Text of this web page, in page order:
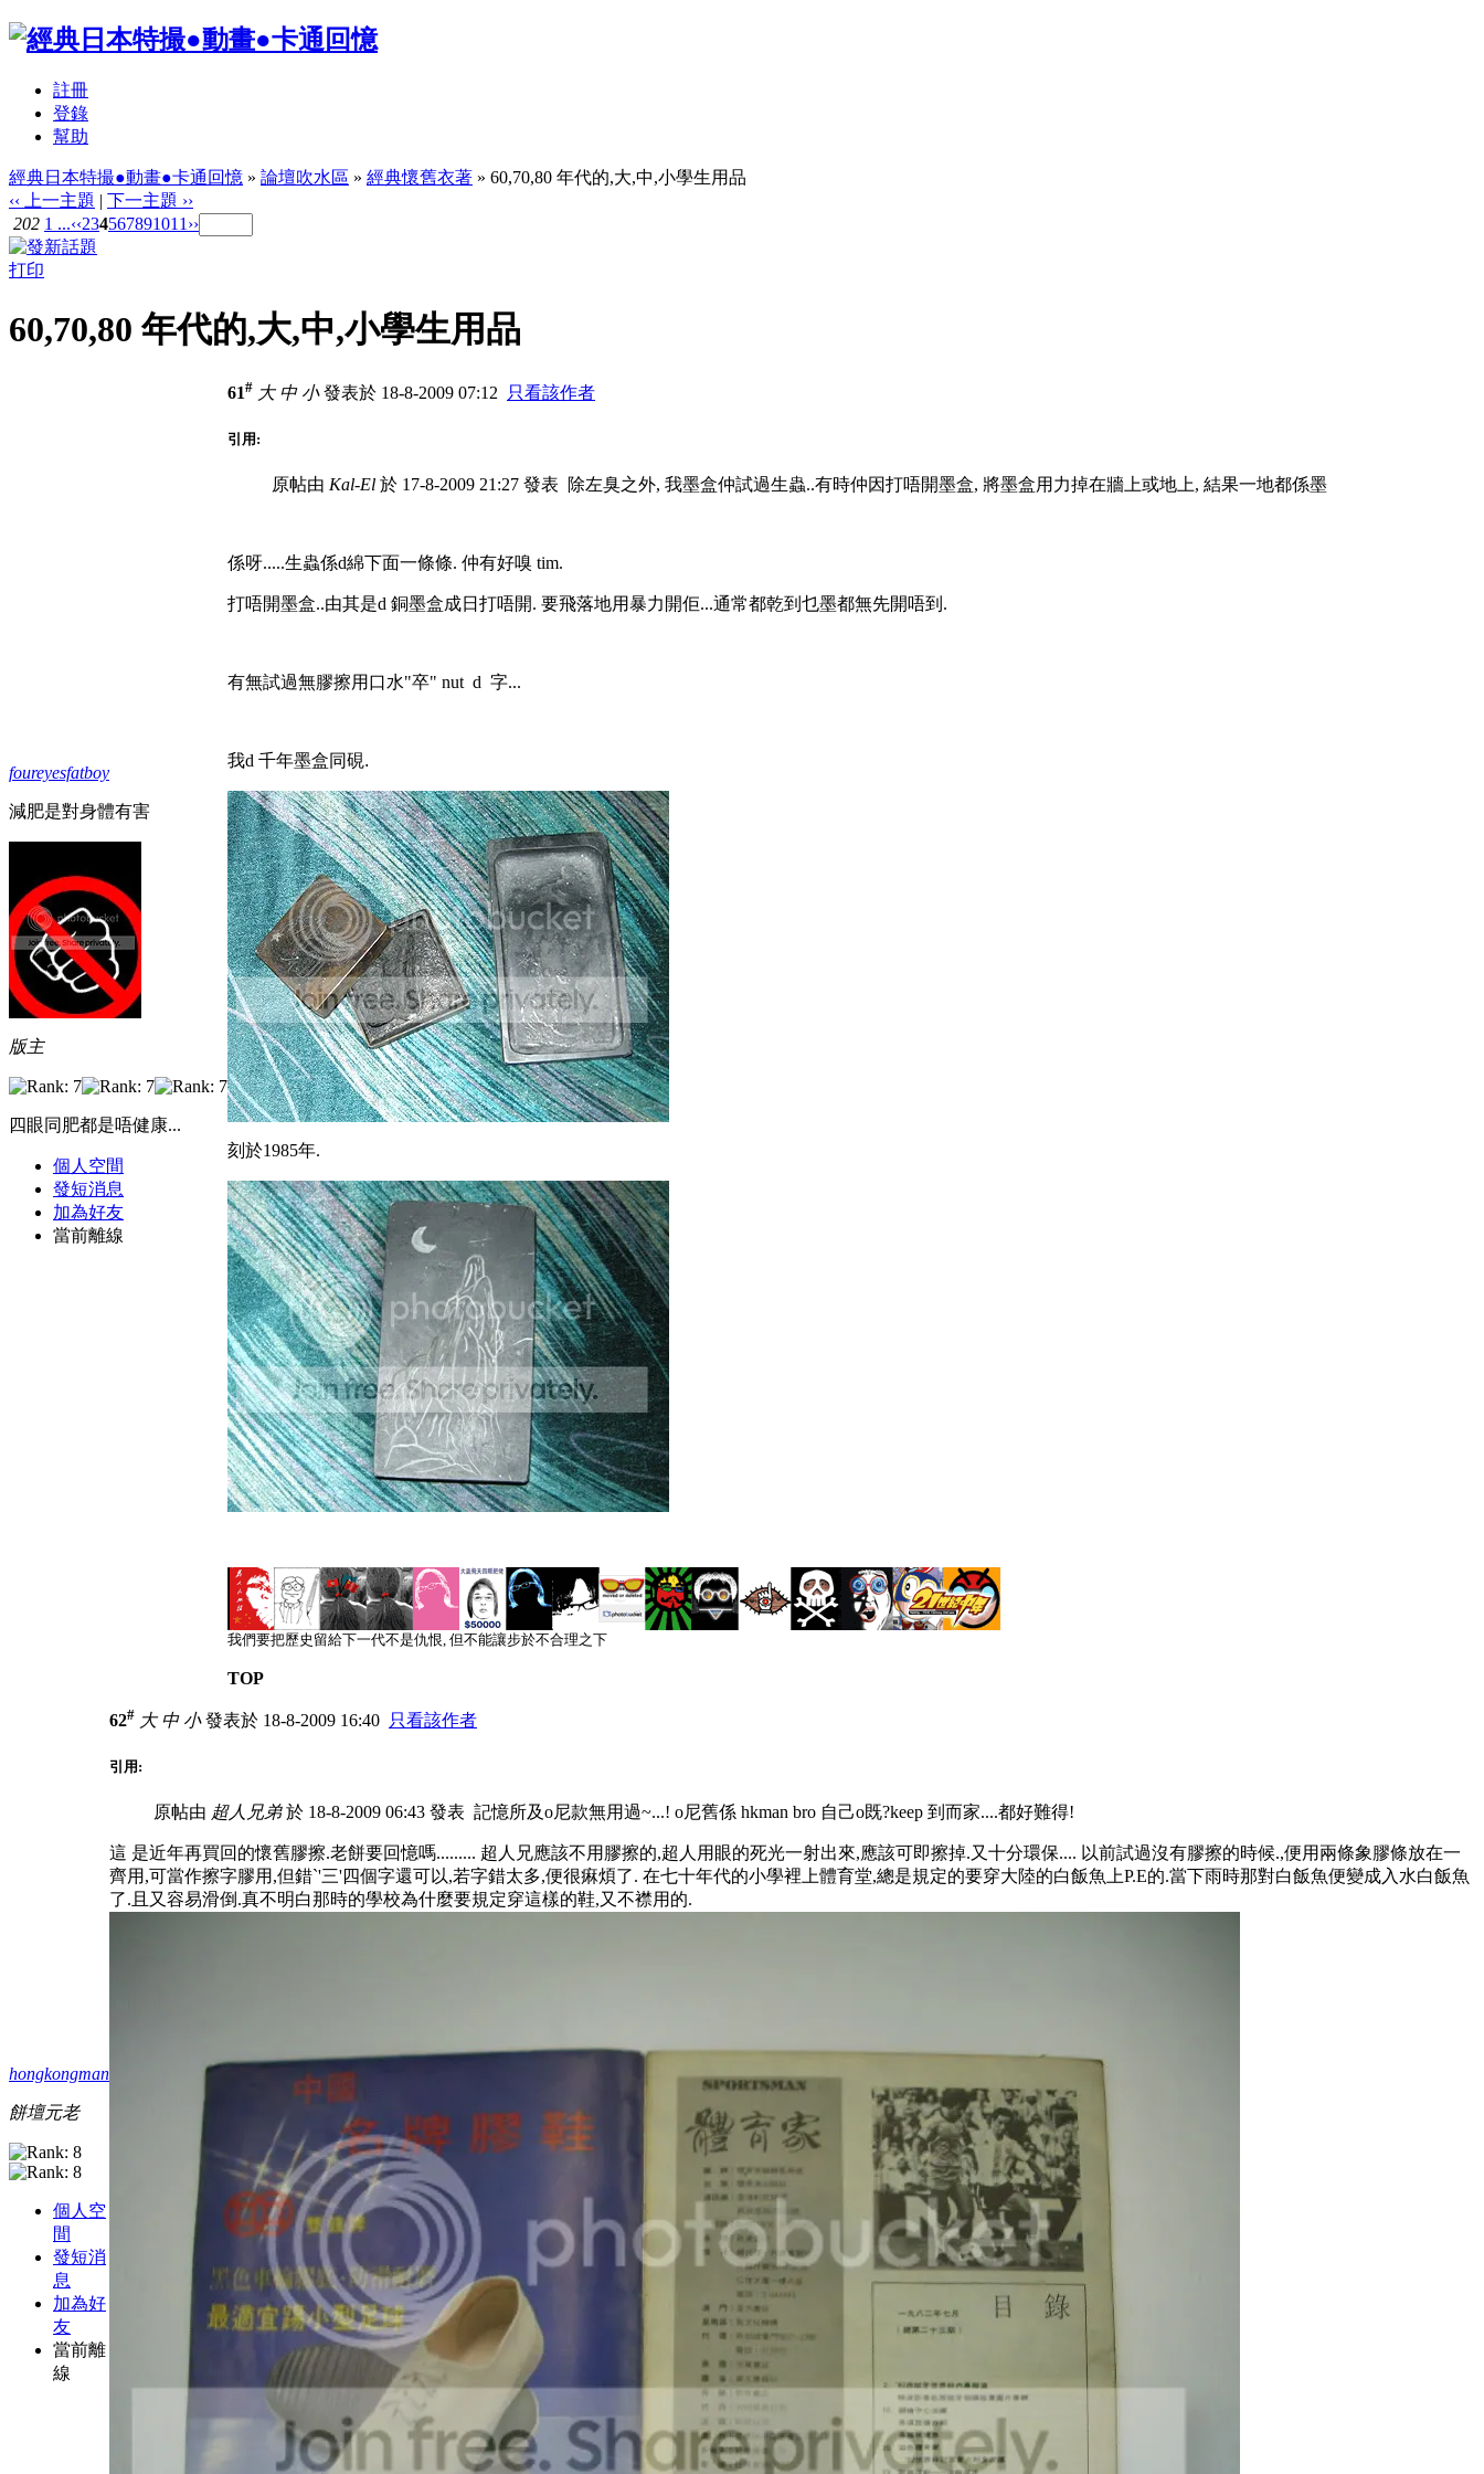
註冊
登錄
幫助
經典日本特撮●動畫●卡通回憶 » 論壇吹水區 » 經典懷舊衣著 » 60,70,80 年代的,大,中,小學生用品
‹‹ 上一主題 | 下一主題 ››
202 1 ...‹‹234567891011 ››
打印
60,70,80 年代的,大,中,小學生用品
foureyesfatboy
減肥是對身體有害
版主
四眼同肥都是唔健康...
個人空間
發短消息
加為好友
當前離線
61# 大 中 小發表於 18-8-2009 07:12 只看該作者
引用:
原帖由 Kal-El 於 17-8-2009 21:27 發表 除左臭之外, 我墨盒仲試過生蟲..有時仲因打唔開墨盒, 將墨盒用力掉在牆上或地上, 結果一地都係墨
係呀.....生蟲係d綿下面一條條. 仲有好嗅 tim.
打唔開墨盒..由其是d 銅墨盒成日打唔開. 要飛落地用暴力開佢...通常都乾到乜墨都無先開唔到.
有無試過無膠擦用口水"卒" nut d 字...
我d 千年墨盒同硯.
刻於1985年.
我們要把歷史留給下一代不是仇恨, 但不能讓步於不合理之下
TOP
hongkongman
餅壇元老
個人空
間
發短消
息
加為好
友
當前離
線
62# 大 中 小發表於 18-8-2009 16:40 只看該作者
引用:
原帖由 超人兄弟於 18-8-2009 06:43 發表 記憶所及o尼款無用過~...! o尼舊係 hkman bro 自己o既?keep 到而家....都好難得!
這 是近年再買回的懷舊膠擦.老餅要回憶嗎......... 超人兄應該不用膠擦的,超人用眼的死光一射出來,應該可即擦掉.又十分環保.... 以前試過沒有膠擦的時候.,便用兩條象膠條放在一
齊用,可當作擦字膠用,但錯`'三'四個字還可以,若字錯太多,便很痳煩了. 在七十年代的小學裡上體育堂,總是規定的要穿大陸的白飯魚上P.E的.當下雨時那對白飯魚便變成入水白飯魚
了.且又容易滑倒.真不明白那時的學校為什麼要規定穿這樣的鞋,又不襟用的.